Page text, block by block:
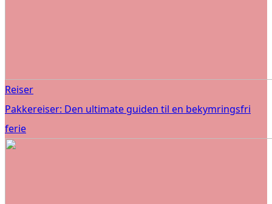
Reiser
Pakkereiser: Den ultimate guiden til en bekymringsfri
ferie